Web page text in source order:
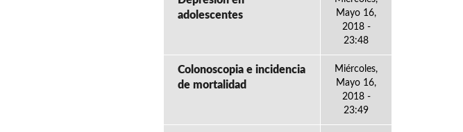
adolescentes
Mayo 16,
2018 -
23:48
Colonoscopia e incidencia
de mortalidad
Miércoles,
Mayo 16,
2018 -
23:49